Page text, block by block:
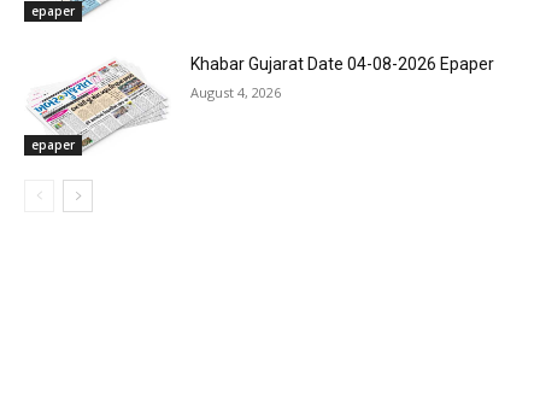
epaper
epaper
Khabar Gujarat Date 04-08-2026 Epaper
August 4, 2026